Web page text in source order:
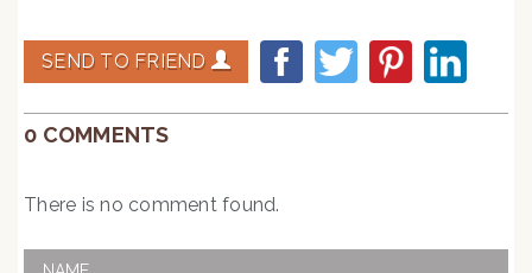
SEND TO FRIEND
0 COMMENTS
There is no comment found.